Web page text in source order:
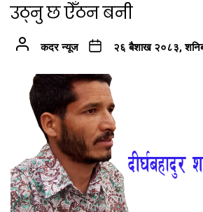
उठ्नु छ ऐँठन बनी
कदर न्यूज २६ बैशाख २०८३,